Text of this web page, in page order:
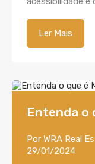
Ler Mais
Entenda o
Por WRA Real
29/01/2024